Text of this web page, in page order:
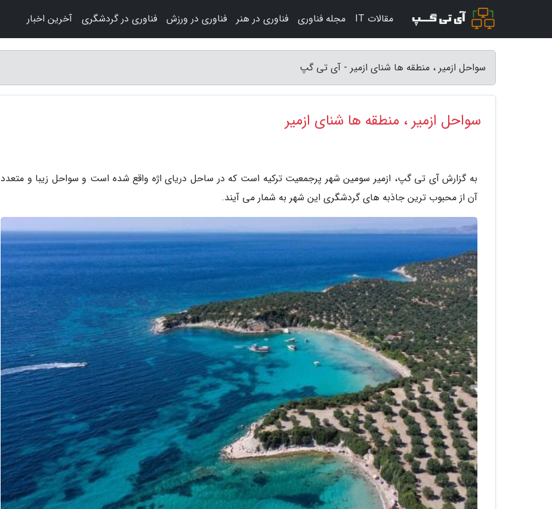
سواحل ازمیر ، منطقه ها شنای ازمیر - آی تی گپ
سواحل ازمیر ، منطقه ها شنای ازمیر
به گزارش آی تی گپ، ازمیر سومین شهر پرجمعیت ترکیه است که در ساحل دریای اژه واقع شده است و سواحل زیبا و متعدد
آن از محبوب ترین جاذبه های گردشگری این شهر به شمار می آیند.
مقالات IT مجله فناوری فناوری در هنر فناوری در ورزش فناوری در گردشگری آخرین اخبار